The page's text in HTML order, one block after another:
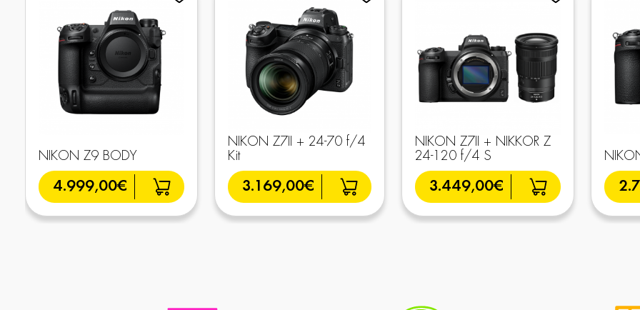
NIKON Z9 BODY
4.999,00€
NIKON Z7II + 24-70 f/4
Kit
3.169,00€
NIKON Z7II + NIKKOR Z
24-120 f/4 S
3.449,00€